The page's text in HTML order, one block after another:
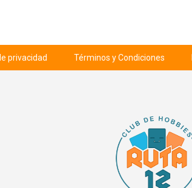
privacidad Términos y Condiciones